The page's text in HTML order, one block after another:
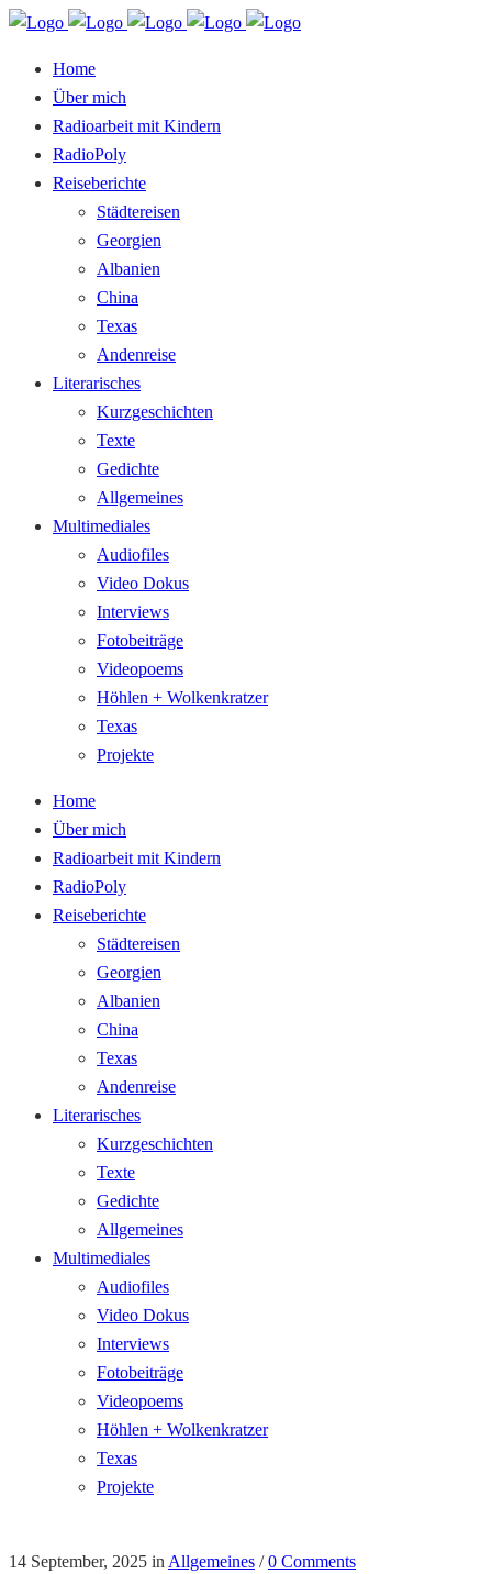
Home
Über mich
Radioarbeit mit Kindern
RadioPoly
Reiseberichte
Städtereisen
Georgien
Albanien
China
Texas
Andenreise
Literarisches
Kurzgeschichten
Texte
Gedichte
Allgemeines
Multimediales
Audiofiles
Video Dokus
Interviews
Fotobeiträge
Videopoems
Höhlen + Wolkenkratzer
Texas
Projekte
Home
Über mich
Radioarbeit mit Kindern
RadioPoly
Reiseberichte
Städtereisen
Georgien
Albanien
China
Texas
Andenreise
Literarisches
Kurzgeschichten
Texte
Gedichte
Allgemeines
Multimediales
Audiofiles
Video Dokus
Interviews
Fotobeiträge
Videopoems
Höhlen + Wolkenkratzer
Texas
Projekte
14 September, 2025 in Allgemeines /0 Comments